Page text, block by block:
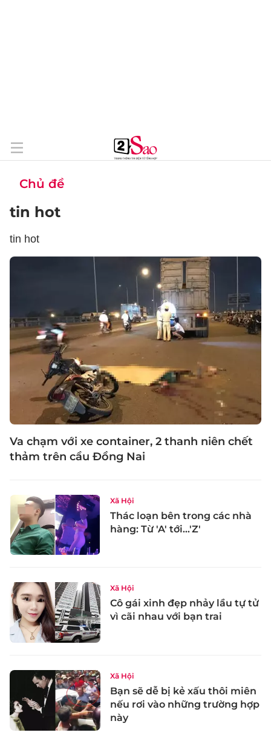
Chủ đề
tin hot
tin hot
Va chạm với xe container, 2 thanh niên chết
thảm trên cầu Đồng Nai
Xã Hội
Thác loạn bên trong các nhà
hàng: Từ 'A' tới…'Z'
Xã Hội
Cô gái xinh đẹp nhảy lầu tự tử
vì cãi nhau với bạn trai
Xã Hội
Bạn sẽ dễ bị kẻ xấu thôi miên
nếu rơi vào những trường hợp
này